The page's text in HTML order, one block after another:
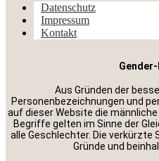
Datenschutz
Impressum
Kontakt
Aus Gründen der
Personenbezeichnungen und
auf dieser Website die
Begriffe gelten im Sinne der
alle Geschlechter. Die
Gründe und